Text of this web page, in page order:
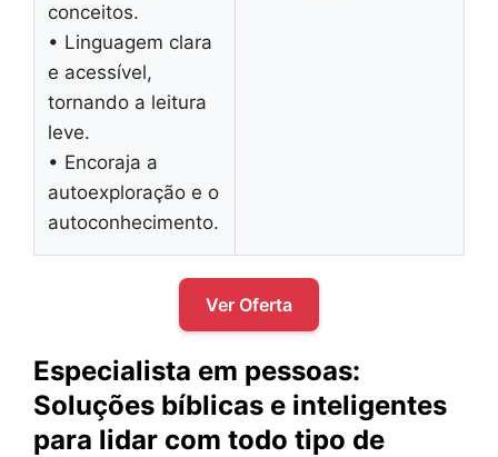
conceitos.
• Linguagem clara
e acessível,
tornando a leitura
leve.
• Encoraja a
autoexploração e o
autoconhecimento.
Ver Oferta
Especialista em pessoas:
Soluções bíblicas e inteligentes
para lidar com todo tipo de